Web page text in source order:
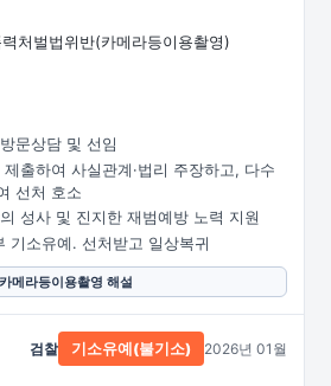
처벌법위반(카메라등이용촬영)
문상담 및 선임
출하여 사실관계·법리 주장하고, 다수
선처 호소
성사 및 진지한 재범예방 노력 지원
기소유예. 선처받고 일상복귀
카메라등이용촬영 해설
검찰 기소유예(불기소) 2026년 01월